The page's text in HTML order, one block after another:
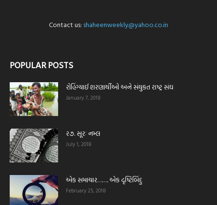
Contact us: shaheenweekly@yahoo.co.in
POPULAR POSTS
રોહિંગ્યાઈ શરણાર્થીઓ અને સંયુકત રાષ્ટ્ર સંઘ
January 7, 2018
ર૭. સૂરઃ નમ્લ
July 1, 2018
એક સમાચાર……. એક દૃષ્ટિબિંદુ
February 25, 2018